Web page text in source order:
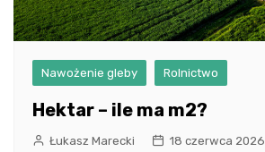
Nawożenie gleby Rolnictwo
Hektar – ile ma m2?
Łukasz Marecki 18 czerwca 2026